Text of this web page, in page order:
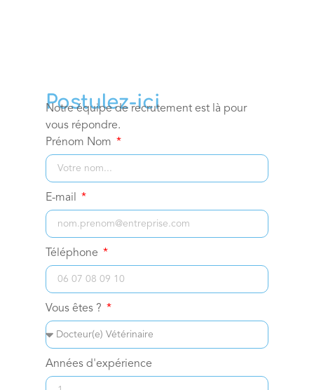
Postulez-ici
Notre équipe de recrutement est là pour
vous répondre.
Prénom Nom
E-mail
Téléphone
Vous êtes ?
Années d'expérience